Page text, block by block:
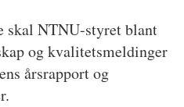
skal NTNU-styret blant
og kvalitetsmeldinger
årsrapport og